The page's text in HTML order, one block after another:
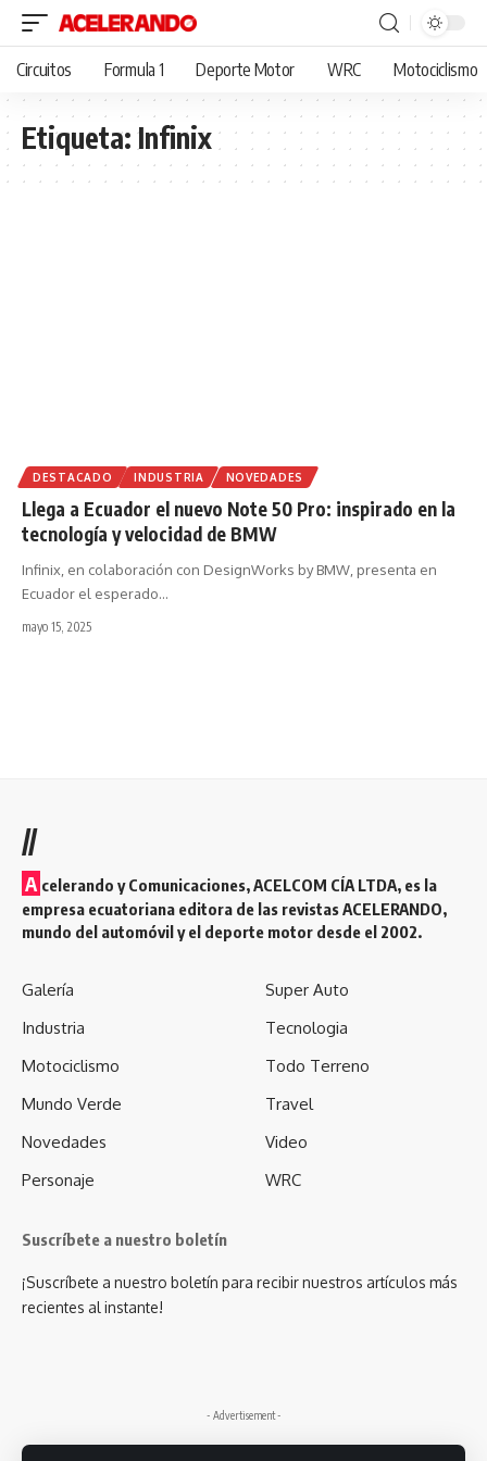
Circuitos Formula 1 Deporte Motor WRC Motociclismo
Etiqueta:Infinix
DESTACADO INDUSTRIA NOVEDADES
Llega a Ecuador el nuevo Note 50 Pro: inspirado en la
tecnología y velocidad de BMW
Infinix, en colaboración con DesignWorks by BMW, presenta en
Ecuador el esperado…
mayo 15, 2025
//
A celerando y Comunicaciones, ACELCOM CÍA LTDA, es la
empresa ecuatoriana editora de las revistas ACELERANDO,
mundo del automóvil y el deporte motor desde el 2002.
Galería
Industria
Motociclismo
Mundo Verde
Novedades
Personaje
Super Auto
Tecnologia
Todo Terreno
Travel
Video
WRC
Suscríbete a nuestro boletín
¡Suscríbete a nuestro boletín para recibir nuestros artículos más
recientes al instante!
- Advertisement -